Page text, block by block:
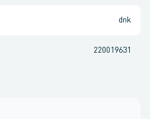
dnk
220019631